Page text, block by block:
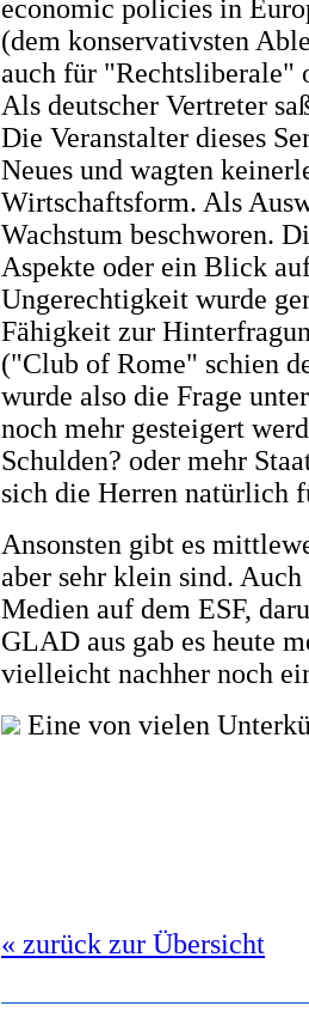
economic policies in
(dem konservativsten
auch für "Rechtsliberale"
Als deutscher Vertreter
Die Veranstalter dieses
Neues und wagten
Wirtschaftsform. Als
Wachstum beschworen.
Aspekte oder ein Blick
Ungerechtigkeit wurde
Fähigkeit zur
("Club of Rome" schien
wurde also die Frage
noch mehr gesteigert
Schulden? oder mehr
sich die Herren natürlich
Ansonsten gibt es
aber sehr klein sind.
Medien auf dem ESF,
GLAD aus gab es heute
vielleicht nachher noch
Eine von vielen
« zurück zur Übersicht